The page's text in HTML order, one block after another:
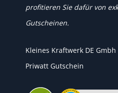
profitieren Sie dafür von
Gutscheinen.
Kleines Kraftwerk DE
Priwatt Gutschein